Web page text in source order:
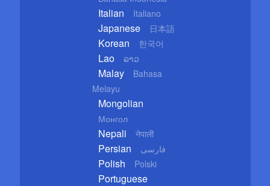
Italian Italiano
Japanese 日本語
Korean 한국어
Lao ລາວ
Malay
Bahasa
Melayu
Mongolian
Монгол
Nepali नेपाली
Persian فارسی
Polish Polski
Portuguese